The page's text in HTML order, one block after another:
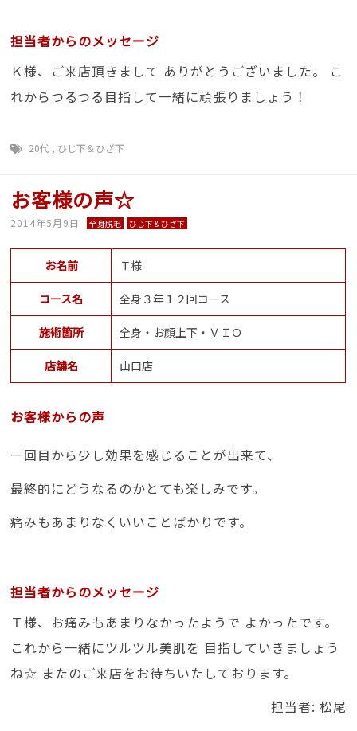
担当者からのメッセージ
Ｋ様、ご来店頂きまして ありがとうございました。 こ
れからつるつる目指して一緒に頑張りましょう！
20代 , ひじ下＆ひざ下
お客様の声☆
2014年5月9日 全身脱毛 ひじ下＆ひざ下
お名前 Ｔ様
コース名 全身３年１２回コース
施術箇所 全身・お顔上下・ＶＩＯ
店舗名 山口店
お客様からの声
一回目から少し効果を感じることが出来て、
最終的にどうなるのかとても楽しみです。
痛みもあまりなくいいことばかりです。
担当者からのメッセージ
Ｔ様、お痛みもあまりなかったようで よかったです。
これから一緒にツルツル美肌を 目指していきましょう
ね☆ またのご来店をお待ちいたしております。
担当者: 松尾